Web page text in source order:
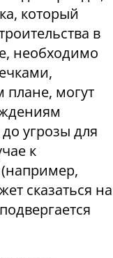
который
в
необходимо
плане, могут
угрозы для
к
сказаться на